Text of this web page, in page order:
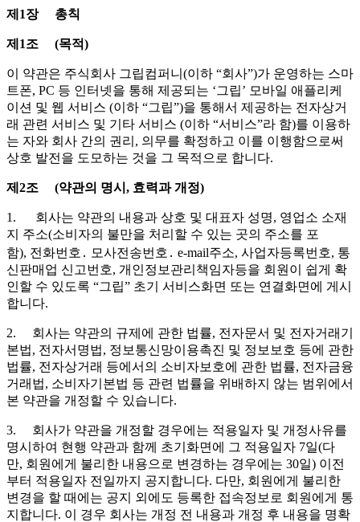
제1장 총칙
제1조 (목적)
이 약관은 주식회사 그립컴퍼니(이하 “회사”)가 운영하는 스마
트폰, PC 등 인터넷을 통해 제공되는 ‘그립’ 모바일 애플리케
이션 및 웹 서비스 (이하 “그립”)을 통해서 제공하는 전자상거
래 관련 서비스 및 기타 서비스 (이하 “서비스”라 함)를 이용하
는 자와 회사 간의 권리, 의무를 확정하고 이를 이행함으로써
상호 발전을 도모하는 것을 그 목적으로 합니다.
제2조 (약관의 명시, 효력과 개정)
1. 회사는 약관의 내용과 상호 및 대표자 성명, 영업소 소재
지 주소(소비자의 불만을 처리할 수 있는 곳의 주소를 포
함), 전화번호․ 모사전송번호․ e-mail주소, 사업자등록번호, 통
신판매업 신고번호, 개인정보관리책임자등을 회원이 쉽게 확
인할 수 있도록 “그립” 초기 서비스화면 또는 연결화면에 게시
합니다.
2. 회사는 약관의 규제에 관한 법률, 전자문서 및 전자거래기
본법, 전자서명법, 정보통신망이용촉진 및 정보보호 등에 관한
법률, 전자상거래 등에서의 소비자보호에 관한 법률, 전자금융
거래법, 소비자기본법 등 관련 법률을 위배하지 않는 범위에서
본 약관을 개정할 수 있습니다.
3. 회사가 약관을 개정할 경우에는 적용일자 및 개정사유를
명시하여 현행 약관과 함께 초기화면에 그 적용일자 7일(다
만, 회원에게 불리한 내용으로 변경하는 경우에는 30일) 이전
부터 적용일자 전일까지 공지합니다. 다만, 회원에게 불리한
변경을 할 때에는 공지 외에도 등록한 접속정보로 회원에게 통
지합니다. 이 경우 회사는 개정 전 내용과 개정 후 내용을 명확